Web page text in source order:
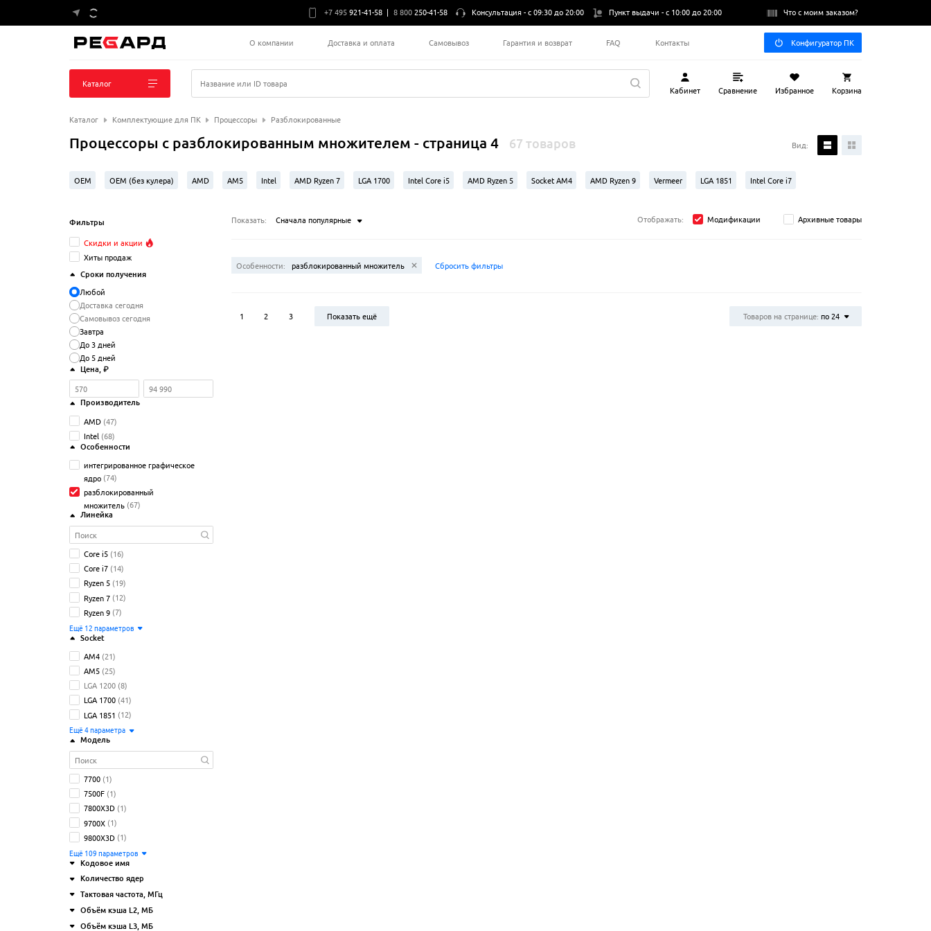
+7 495 921-41-58 8 800 250-41-58 Консультация -с 09:30 до 20:00 Пункт выдачи -с 10:00 до 20:00 Что с моим заказом?
О компании Доставка и оплата Самовывоз Гарантия и возврат FAQ Контакты Конфигуратор ПК
Каталог Название или ID товара
Кабинет Сравнение Избранное Корзина
Каталог Комплектующие для ПК Процессоры Разблокированные
Процессоры с разблокированным множителем - страница 4 67 товаров Вид:
OEM OEM (без кулера) AMD AM5 Intel AMD Ryzen 7 LGA 1700 Intel Core i5 AMD Ryzen 5 Socket AM4 AMD Ryzen 9 Vermeer LGA 1851 Intel Core i7
Фильтры
Скидки и акции
Хиты продаж
Сроки получения
Любой
Доставка сегодня
Самовывоз сегодня
Завтра
До 3 дней
До 5 дней
Цена , ₽
Производитель
AMD (47)
Intel (68)
Особенности
интегрированное графическое
ядро (74)
разблокированный
множитель (67)
Линейка
Core i5 (16)
Core i7 (14)
Ryzen 5 (19)
Ryzen 7 (12)
Ryzen 9 (7)
Ещё 12 параметров
Socket
AM4 (21)
AM5 (25)
LGA 1200 (8)
LGA 1700 (41)
LGA 1851 (12)
Ещё 4параметрa
Модель
7700 (1)
7500F (1)
7800X3D (1)
9700X (1)
9800X3D (1)
Ещё 109 параметров
Кодовое имя
Granite Ridge (10)
Количество ядер
6 (27)
8 (13)
10 (9)
Тактовая частота , МГц
Объём кэша L2 , МБ
Объём кэша L3 , МБ
Показать: Сначала популярные Отображать: Модификации Архивные товары
Особенности: разблокированный множитель Сбросить фильтры
1 2 3 Показать ещё Товаров на странице: по 24